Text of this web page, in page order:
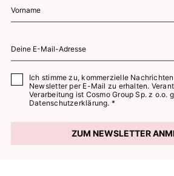
Ich stimme zu, kommerzielle
Newsletter per E-Mail zu erhalten.
Verarbeitung ist Cosmo Group Sp. z o.o.
Datenschutzerklärung. *
ZUM NEWSLETTER